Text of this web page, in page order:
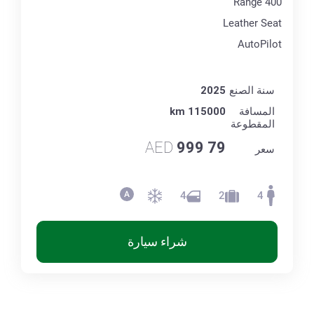
Leather Seat
AutoPilot
سنة الصنع 2025
المسافة
المقطوعة
115000 km
سعر 79 999
AED
4
2
4
شراء سيارة